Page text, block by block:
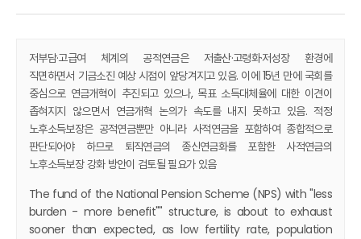
저부담·고급여 체계의 공적연금은 저출산·고령화·저성장 환경에
직면하면서 기금소진 예상 시점이 앞당겨지고 있음. 이에 15년 만에 국회를
중심으로 연금개혁이 추진되고 있으나, 목표 소득대체율에 대한 이견이
좁혀지지 않으면서 연금개혁 논의가 속도를 내지 못하고 있음. 적정
노후소득보장은 공적연금뿐만 아니라 사적연금을 포함하여 종합적으로
판단되어야 하므로 퇴직연금의 종신연금화를 포함한 사적연금의
노후소득보장 강화 방안이 검토될 필요가 있음
The fund of the National Pension Scheme (NPS) with "less
burden - more benefit"" structure, is about to exhaust
sooner than expected, as low fertility rate, population